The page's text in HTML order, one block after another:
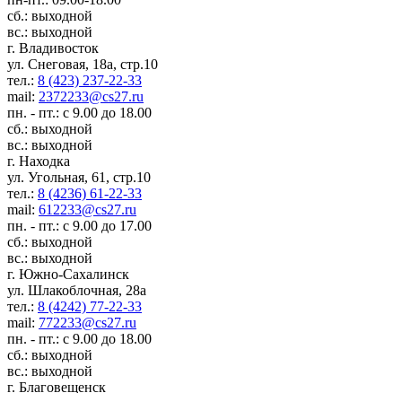
сб.: выходной
вс.: выходной
г. Владивосток
ул. Снеговая, 18а, стр.10
тел.: 8 (423) 237-22-33
mail: 2372233@cs27.ru
пн. - пт.: с 9.00 до 18.00
сб.: выходной
вс.: выходной
г. Находка
ул. Угольная, 61, стр.10
тел.: 8 (4236) 61-22-33
mail: 612233@cs27.ru
пн. - пт.: с 9.00 до 17.00
сб.: выходной
вс.: выходной
г. Южно-Сахалинск
ул. Шлакоблочная, 28а
тел.: 8 (4242) 77-22-33
mail: 772233@cs27.ru
пн. - пт.: с 9.00 до 18.00
сб.: выходной
вс.: выходной
г. Благовещенск